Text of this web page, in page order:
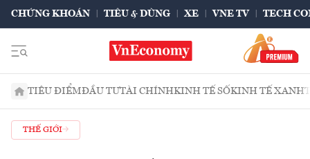
CHỨNG KHOÁN TIÊU & DÙNG XE VNE TV TECH
TIÊU ĐIỂMĐẦU TƯTÀI CHÍNHKINH TẾ SỐKINH TẾ XANH
THẾ GIỚI